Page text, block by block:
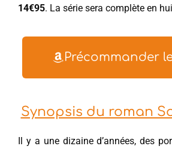
14€95. La série sera complète en
Précommander
Synopsis du roman
Il y a une dizaine d’années, des